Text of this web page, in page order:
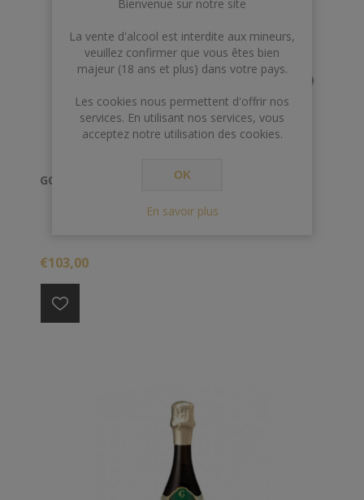
GOSSET GRANDE RESERVE 1L500 MAGNUM*
€103,00
Bienvenue sur notre site
La vente d'alcool est interdite aux mineurs,
veuillez confirmer que vous êtes bien
majeur (18 ans et plus) dans votre pays.
Les cookies nous permettent d'offrir nos
services. En utilisant nos services, vous
acceptez notre utilisation des cookies.
OK
En savoir plus